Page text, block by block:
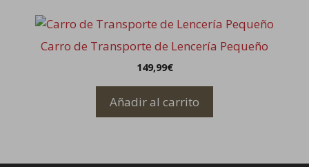
Carro de Transporte de Lencería Pequeño
149,99€
Añadir al carrito